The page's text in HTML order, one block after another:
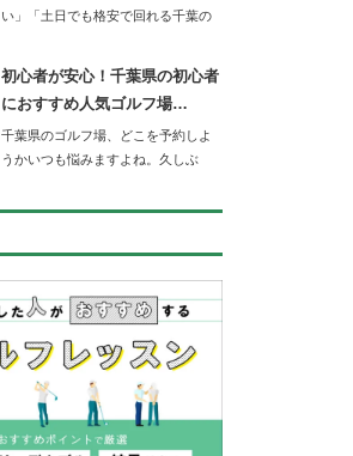
い」「土日でも格安で回れる千葉の
初心者が安心！千葉県の初心者
におすすめ人気ゴルフ場…
千葉県のゴルフ場、どこを予約しよ
うかいつも悩みますよね。久しぶ